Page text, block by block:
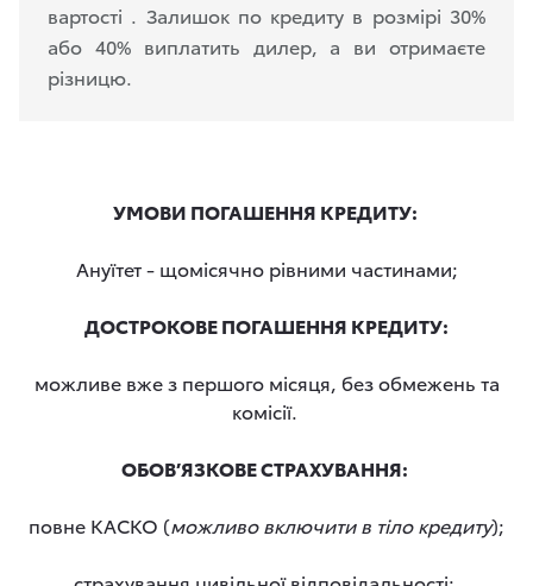
вартості . Залишок по кредиту в розмірі 30%
або 40% виплатить дилер, а ви отримаєте
різницю.
УМОВИ ПОГАШЕННЯ КРЕДИТУ:
Ануїтет - щомісячно рівними частинами;
ДОСТРОКОВЕ ПОГАШЕННЯ КРЕДИТУ:
можливе вже з першого місяця, без обмежень та
комісії.
ОБОВ’ЯЗКОВЕ СТРАХУВАННЯ:
повне КАСКО (можливо включити в тіло кредиту);